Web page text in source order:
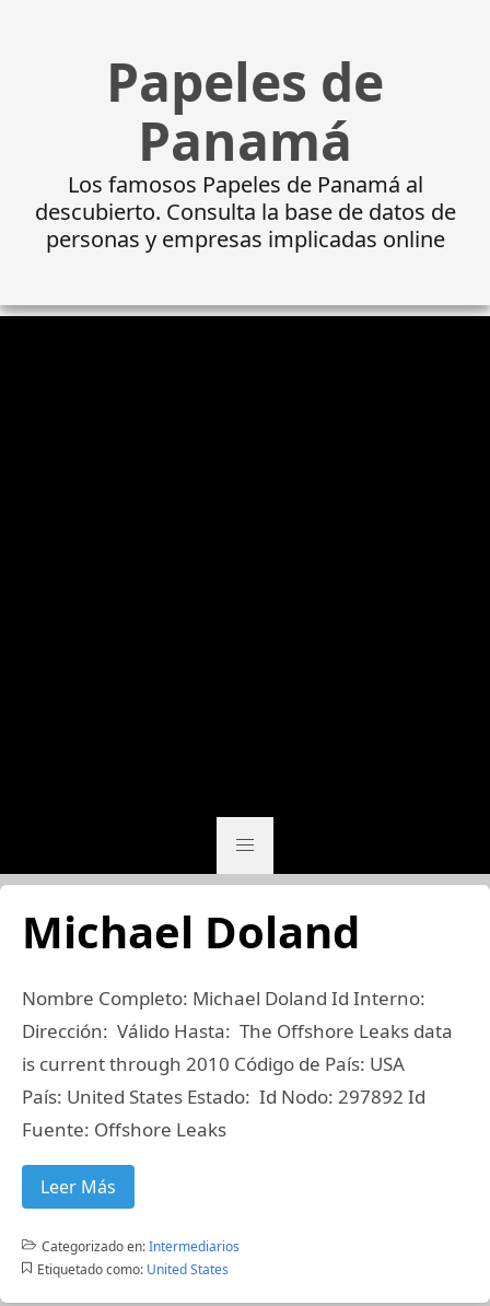
Papeles de
Panamá
Los famosos Papeles de Panamá al
descubierto. Consulta la base de datos de
personas y empresas implicadas online
Michael Doland
Nombre Completo: Michael Doland Id Interno:
Dirección: Válido Hasta: The Offshore Leaks data
is current through 2010 Código de País: USA
País: United States Estado: Id Nodo: 297892 Id
Fuente: Offshore Leaks
Leer Más
Categorizado en:Intermediarios
Etiquetado como: United States